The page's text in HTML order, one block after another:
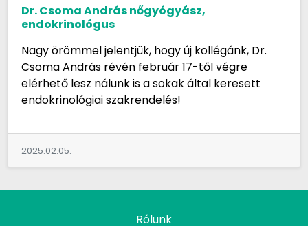
Dr. Csoma András nőgyógyász,
endokrinológus
Nagy örömmel jelentjük, hogy új kollégánk, Dr.
Csoma András révén február 17-től végre
elérhető lesz nálunk is a sokak által keresett
endokrinológiai szakrendelés!
2025.02.05.
Rólunk